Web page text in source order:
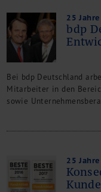
25
bdp
Bei bdp Deutschland
Mitarbeiter in den
sowie
25